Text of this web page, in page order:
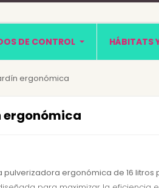
DE CONTROL HÁBITATS
ergonómica
ergonómica
pulverizadora ergonómica de 16 litros